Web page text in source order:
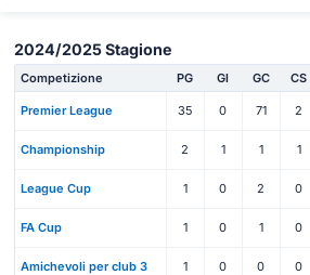
2024/2025 Stagione
Competizione PG Gl GC CS
Premier League 35 0 71 2
Championship 2 1 1 1
League Cup 1 0 2 0
FA Cup 1 0 1 0
Amichevoli per club 3 1 0 0 0